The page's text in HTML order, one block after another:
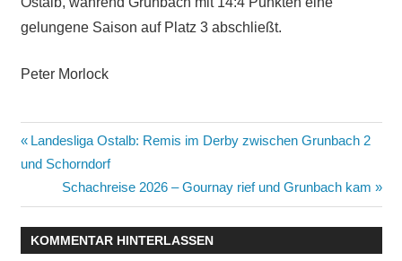
gelungene Saison auf Platz 3 abschließt.
Peter Morlock
Beitragsnavigation
Vorheriger
Beitrag:
Landesliga Ostalb: Remis im Derby zwischen Grunbach 2
und Schorndorf
Nächster
Beitrag:
Schachreise 2026 – Gournay rief und Grunbach kam
KOMMENTAR HINTERLASSEN